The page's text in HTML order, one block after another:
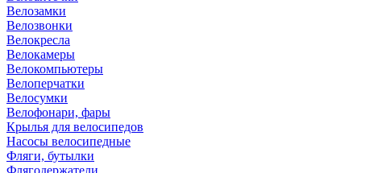
Велозамки
Велозвонки
Велокресла
Велокамеры
Велокомпьютеры
Велоперчатки
Велосумки
Велофонари, фары
Крылья для велосипедов
Насосы велосипедные
Фляги, бутылки
Флягодержатели